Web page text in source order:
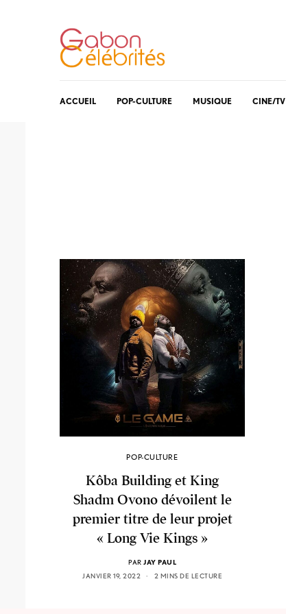
ACCUEIL POP-CULTURE MUSIQUE CINE/TV
POP-CULTURE
Kôba Building et King
Shadm Ovono dévoilent le
premier titre de leur projet
« Long Vie Kings »
PAR JAY PAUL
JANVIER 19, 2022
2 MINS DE LECTURE